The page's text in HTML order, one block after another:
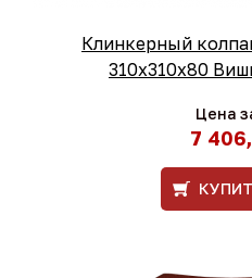
Клинкерный
310х310х80
Цена
7